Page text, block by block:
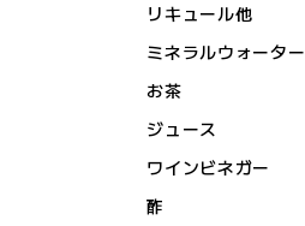
リキュール他
ミネラルウォーター
お茶
ジュース
ワインビネガー
酢